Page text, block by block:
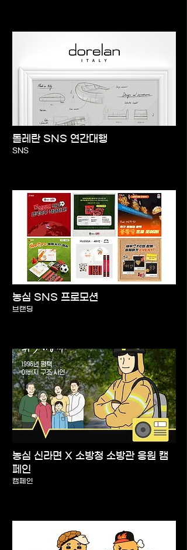
돌레란 SNS 연간대행
SNS
농심 SNS 프로모션
브랜딩
농심 신라면 X 소방청 소방관 응원 캠
페인
캠페인